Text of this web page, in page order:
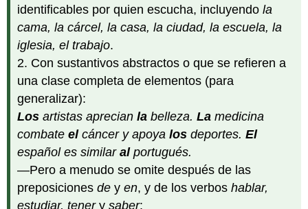
identificables por quien escucha, incluyendola
cama, la cárcel, la casa, la ciudad, la escuela, la
iglesia, el trabajo.
2. Con sustantivos abstractos o que se refieren a
una clase completa de elementos (para
generalizar):
Los artistas aprecianla belleza.La medicina
combateelcáncer y apoyalos deportes.El
español es similaralportugués.
—Pero a menudo se omite después de las
preposicionesde yen, y de los verboshablar,
estudiar, tenerysaber: